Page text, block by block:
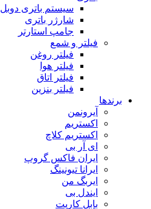
سیستم باتری دوبل
شارژر باتری
جامپ استارتر
فیلتر و شمع
فیلتر روغن
فیلتر هوا
فیلتر اتاق
فیلتر بنزین
برندها
آیرونمن
اکستریم
اکستریم کلاچ
ای آر بی
ایران فاکس گروپ
ایرانا تیونینگ
ایربگ من
ایندل بی
بابل کارپت